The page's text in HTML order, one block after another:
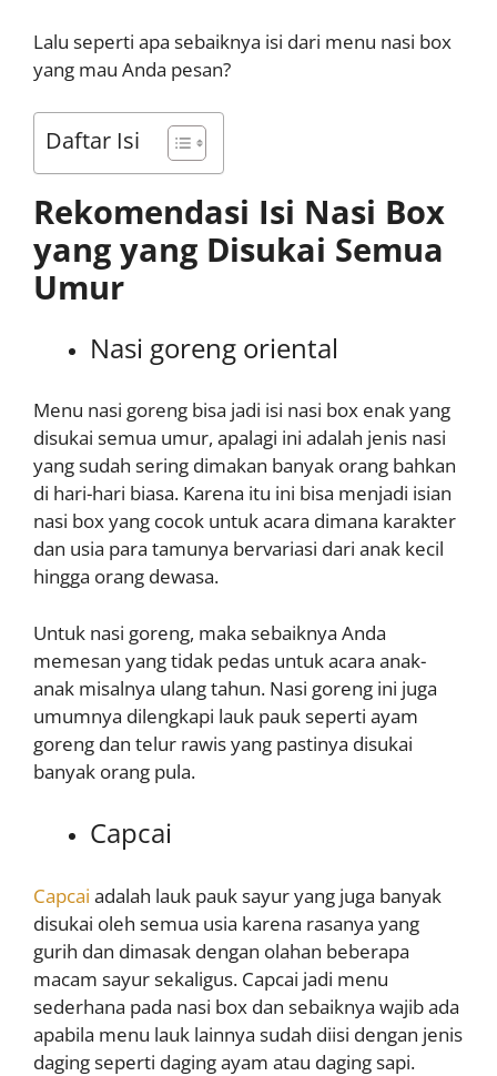
Lalu seperti apa sebaiknya isi dari menu nasi box
yang mau Anda pesan?
Daftar Isi
Rekomendasi Isi Nasi Box
yang yang Disukai Semua
Umur
Nasi goreng oriental
Menu nasi goreng bisa jadi isi nasi box enak yang
disukai semua umur, apalagi ini adalah jenis nasi
yang sudah sering dimakan banyak orang bahkan
di hari-hari biasa. Karena itu ini bisa menjadi isian
nasi box yang cocok untuk acara dimana karakter
dan usia para tamunya bervariasi dari anak kecil
hingga orang dewasa.
Untuk nasi goreng, maka sebaiknya Anda
memesan yang tidak pedas untuk acara anak-
anak misalnya ulang tahun. Nasi goreng ini juga
umumnya dilengkapi lauk pauk seperti ayam
goreng dan telur rawis yang pastinya disukai
banyak orang pula.
Capcai
Capcai adalah lauk pauk sayur yang juga banyak
disukai oleh semua usia karena rasanya yang
gurih dan dimasak dengan olahan beberapa
macam sayur sekaligus. Capcai jadi menu
sederhana pada nasi box dan sebaiknya wajib ada
apabila menu lauk lainnya sudah diisi dengan jenis
daging seperti daging ayam atau daging sapi.